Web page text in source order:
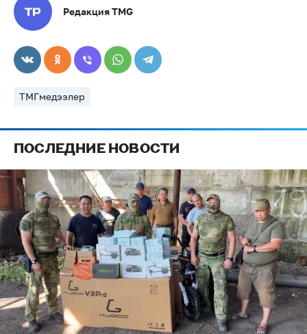
Редакция TMG
ТМГмедээлер
ПОСЛЕДНИЕ НОВОСТИ